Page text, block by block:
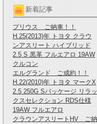
新着記事
プリウス ご納車！！
H.25(2013)年 トヨタ クラウ
ンアスリート ハイブリッド
2.5 S 黒革 フルエアロ 19AW
クルコン
エルグランド ご成約！！
H.22(2010)年 トヨタ マークX
2.5 250G Sパッケージ リラッ
クスセレクション RDS仕様
19AW フルエアロ
クラウンアスリートHV ご納